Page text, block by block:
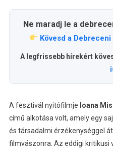
Ne maradj le a
Kövesd a
A legfrissebb hírekért
A fesztivál nyitófilmje Ioana
című alkotása volt, amely egy
és társadalmi érzékenységgel
filmvászonra. Az eddigi kritikusi